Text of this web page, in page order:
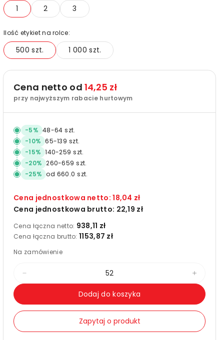
1 2 3
Ilość etykiet na rolce:
500 szt. 1 000 szt.
Cena netto od 14,25 zł
przy najwyższym rabacie hurtowym
-5% 48-64 szt.
-10% 65-139 szt.
-15% 140-259 szt.
-20% 260-659 szt.
-25% od 660.0 szt.
Cena jednostkowa netto:18,04 zł
Cena jednostkowa brutto: 22,19 zł
Cena łączna netto: 938,11 zł
Cena łączna brutto: 1153,87 zł
Na zamówienie
dla
naklejki
ilość
dla
Dodaj do koszyka
Zapytaj o produkt